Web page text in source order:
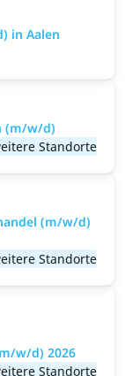
in Aalen
(m/w/d)
Standorte
(m/w/d)
Standorte
w/d) 2026
Standorte